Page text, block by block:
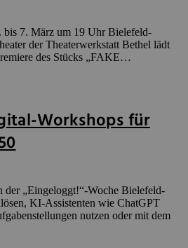
bis 7. März um 19 Uhr Bielefeld-
der Theaterwerkstatt Bethel lädt
des Stücks „FAKE…
Workshops für
der „Eingeloggt!“-Woche Bielefeld-
KI-Assistenten wie ChatGPT
nutzen oder mit dem